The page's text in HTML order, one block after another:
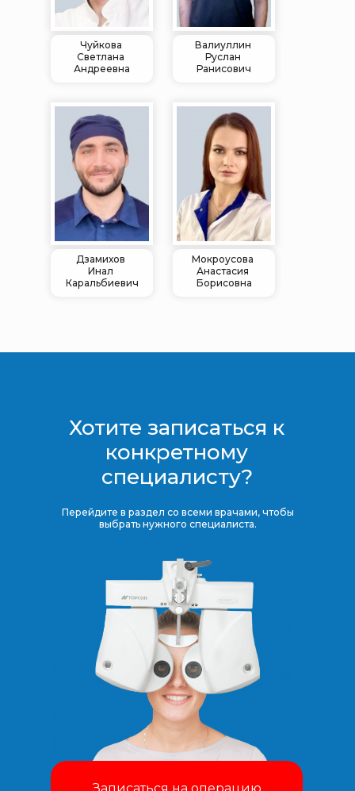
Дзамихов
Инал
Каральбиевич
Мокроусова
Анастасия
Борисовна
Валиуллин
Руслан
Ранисович
Чуйкова
Светлана
Андреевна
Хотите записаться к
конкретному
специалисту?
Перейдите в раздел со всеми врачами, чтобы
выбрать нужного специалиста.